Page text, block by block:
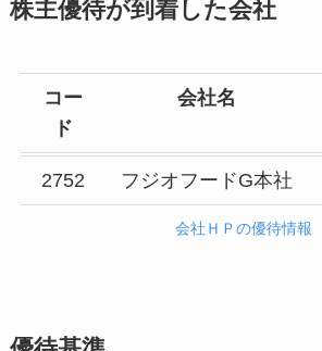
株主優待が到着した会社
コー
ド
会社名
2752 フジオフードG本社
会社ＨＰの優待情報